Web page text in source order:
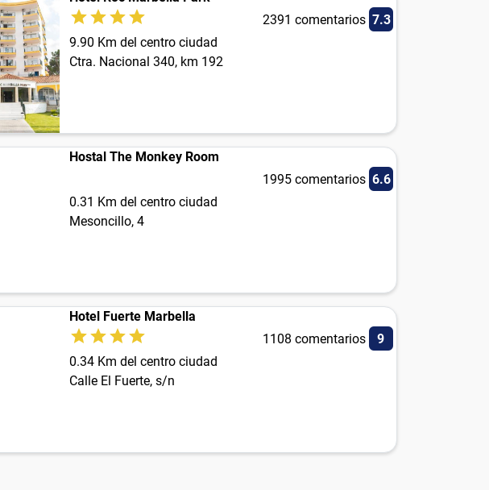
2391 comentarios 7.3
9.90 Km del centro ciudad
Ctra. Nacional 340, km 192
Hostal The Monkey Room
1995 comentarios 6.6
0.31 Km del centro ciudad
Mesoncillo, 4
Hotel Fuerte Marbella
1108 comentarios
9
0.34 Km del centro ciudad
Calle El Fuerte, s/n